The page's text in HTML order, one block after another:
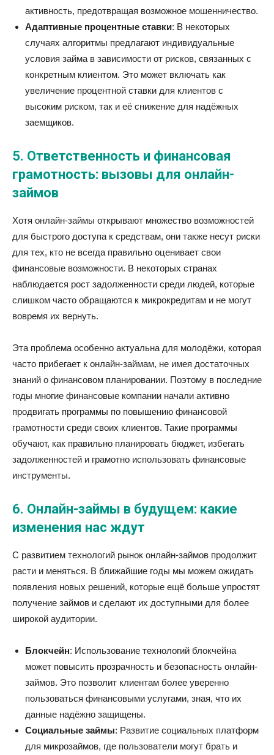
активность, предотвращая возможное мошенничество.
Адаптивные процентные ставки: В некоторых
случаях алгоритмы предлагают индивидуальные
условия займа в зависимости от рисков, связанных с
конкретным клиентом. Это может включать как
увеличение процентной ставки для клиентов с
высоким риском, так и её снижение для надёжных
заемщиков.
5. Ответственность и финансовая
грамотность: вызовы для онлайн-
займов
Хотя онлайн-займы открывают множество возможностей
для быстрого доступа к средствам, они также несут риски
для тех, кто не всегда правильно оценивает свои
финансовые возможности. В некоторых странах
наблюдается рост задолженности среди людей, которые
слишком часто обращаются к микрокредитам и не могут
вовремя их вернуть.
Эта проблема особенно актуальна для молодёжи, которая
часто прибегает к онлайн-займам, не имея достаточных
знаний о финансовом планировании. Поэтому в последние
годы многие финансовые компании начали активно
продвигать программы по повышению финансовой
грамотности среди своих клиентов. Такие программы
обучают, как правильно планировать бюджет, избегать
задолженностей и грамотно использовать финансовые
инструменты.
6. Онлайн-займы в будущем: какие
изменения нас ждут
С развитием технологий рынок онлайн-займов продолжит
расти и меняться. В ближайшие годы мы можем ожидать
появления новых решений, которые ещё больше упростят
получение займов и сделают их доступными для более
широкой аудитории.
Блокчейн: Использование технологий блокчейна
может повысить прозрачность и безопасность онлайн-
займов. Это позволит клиентам более уверенно
пользоваться финансовыми услугами, зная, что их
данные надёжно защищены.
Социальные займы: Развитие социальных платформ
для микрозаймов, где пользователи могут брать и